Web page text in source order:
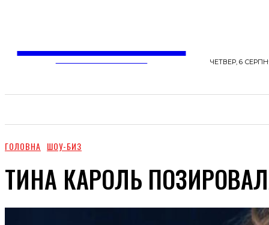
ЧЕТВЕР, 6
ГОЛОВНА ШОУ-БИЗ
ТИНА КАРОЛЬ